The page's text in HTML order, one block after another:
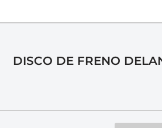
DISCO DE FRENO